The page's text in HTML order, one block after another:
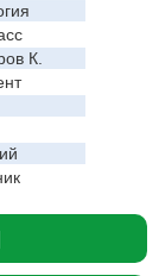
К.